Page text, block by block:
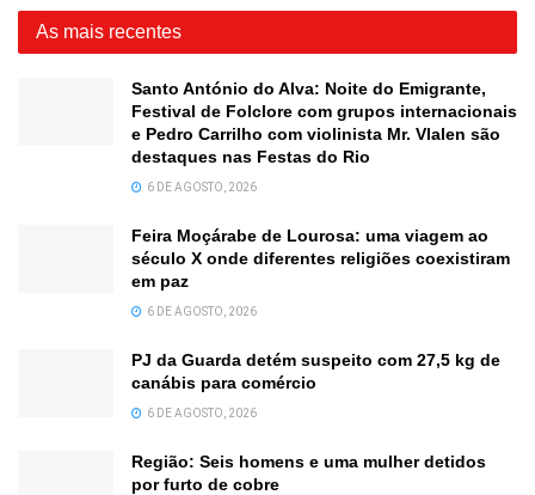
As mais recentes
Santo António do Alva: Noite do Emigrante,
Festival de Folclore com grupos internacionais
e Pedro Carrilho com violinista Mr. Vlalen são
destaques nas Festas do Rio
6 DE AGOSTO, 2026
Feira Moçárabe de Lourosa: uma viagem ao
século X onde diferentes religiões coexistiram
em paz
6 DE AGOSTO, 2026
PJ da Guarda detém suspeito com 27,5 kg de
canábis para comércio
6 DE AGOSTO, 2026
Região: Seis homens e uma mulher detidos
por furto de cobre